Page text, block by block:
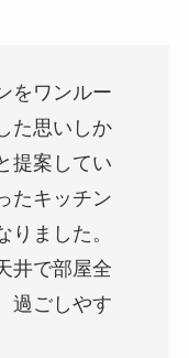
をワンルー
た思いしか
提案してい
たキッチン
ました。
井で部屋全
過ごしやす